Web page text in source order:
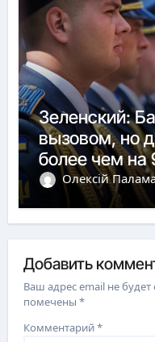
Зеленский:
вызовом, но
более чем на
Олексій
Добавить
Ваш адрес email не
помечены*
Комментарий*